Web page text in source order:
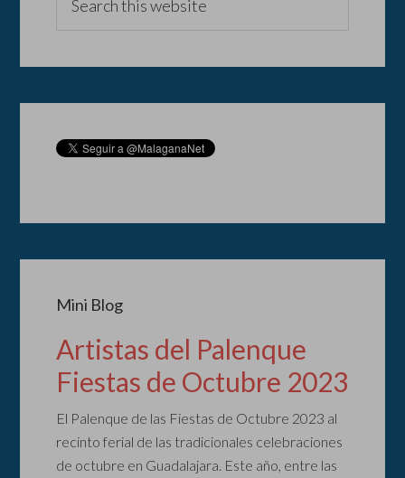
Mini Blog
Artistas del Palenque
Fiestas de Octubre 2023
El Palenque de las Fiestas de Octubre 2023 al
recinto ferial de las tradicionales celebraciones
de octubre en Guadalajara. Este año, entre las